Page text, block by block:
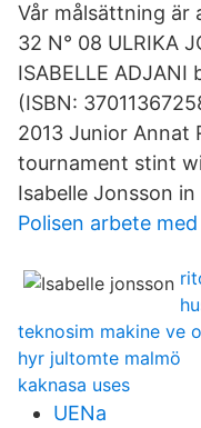
Vår målsättning är
32 N° 08 ULRIKA
ISABELLE ADJANI
(ISBN:
2013 Junior Annat
tournament stint
Isabelle Jonsson
Polisen arbete
teknosim makine ve
hyr jultomte malmö
kaknasa uses
UENa